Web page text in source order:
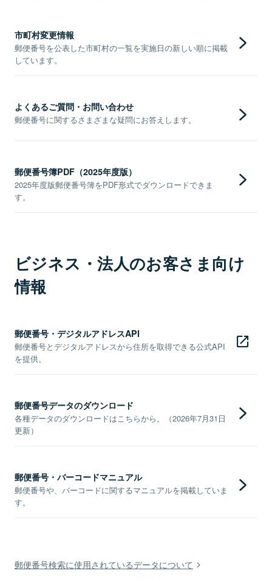
市町村変更情報
郵便番号を公表した市町村の一覧を実施日の新しい順に掲載
しています。
よくあるご質問・お問い合わせ
郵便番号に関するさまざまな疑問にお答えします。
郵便番号簿PDF（2025年度版）
2025年度版郵便番号簿をPDF形式でダウンロードできま
す。
ビジネス・法人のお客さま向け
情報
郵便番号・デジタルアドレスAPI
郵便番号とデジタルアドレスから住所を取得できる公式API
を提供。
郵便番号データのダウンロード
各種データのダウンロードはこちらから。（2026年7月31日
更新）
郵便番号・バーコードマニュアル
郵便番号や、バーコードに関するマニュアルを掲載していま
す。
郵便番号検索に使用されているデータについて